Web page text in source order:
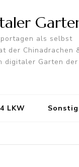
als selbst
der Chinadrachen
digitaler Garten der
LKW